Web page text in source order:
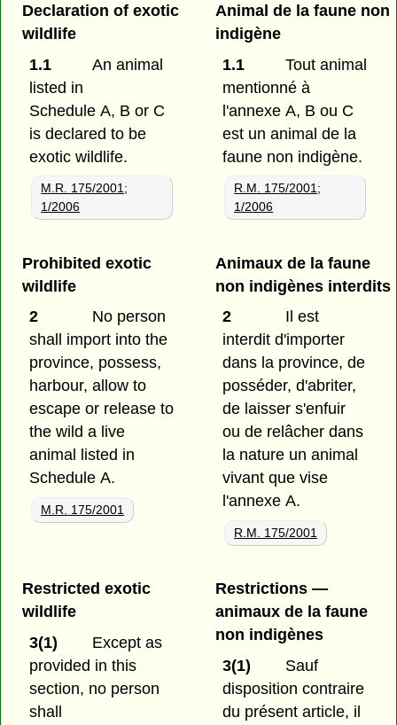
Declaration of exotic
wildlife
1.1
An animal
listed in
Schedule A, B or C
is declared to be
exotic wildlife.
M.R. 175/2001;
1/2006
Animal de la faune non
indigène
1.1
Tout animal
mentionné à
l'annexe A, B ou C
est un animal de la
faune non indigène.
R.M. 175/2001;
1/2006
Prohibited exotic
wildlife
2
No person
shall import into the
province, possess,
harbour, allow to
escape or release to
the wild a live
animal listed in
Schedule A.
M.R. 175/2001
Animaux de la faune
non indigènes interdits
2
Il est
interdit d'importer
dans la province, de
posséder, d'abriter,
de laisser s'enfuir
ou de relâcher dans
la nature un animal
vivant que vise
l'annexe A.
R.M. 175/2001
Restricted exotic
wildlife
3(1)
Except as
provided in this
section, no person
shall
Restrictions —
animaux de la faune
non indigènes
3(1)
Sauf
disposition contraire
du présent article, il